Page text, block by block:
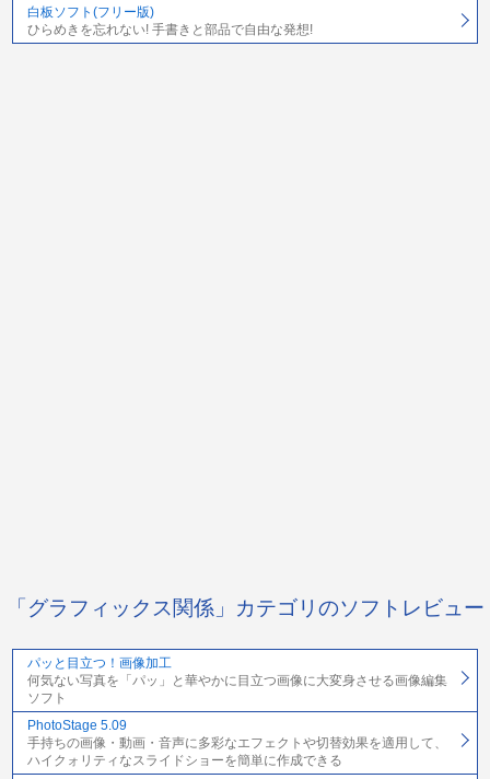
白板ソフト(フリー版)
ひらめきを忘れない! 手書きと部品で自由な発想!
「グラフィックス関係」カテゴリのソフトレビュー
パッと目立つ！画像加工
何気ない写真を「パッ」と華やかに目立つ画像に大変身させる画像編集
ソフト
PhotoStage 5.09
手持ちの画像・動画・音声に多彩なエフェクトや切替効果を適用して、
ハイクォリティなスライドショーを簡単に作成できる